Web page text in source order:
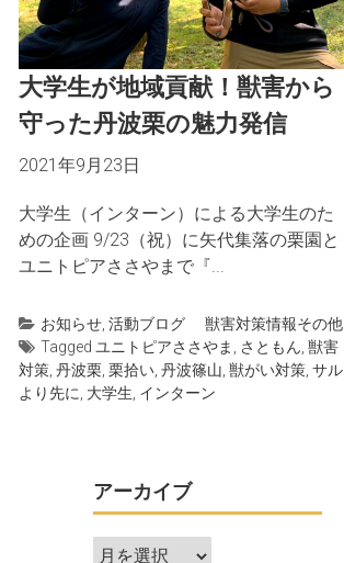
大学生が地域貢献！獣害から
守った丹波栗の魅力発信
2021年9月23日
大学生（インターン）による大学生のた
めの企画 9/23（祝）に矢代集落の栗園と
ユニトピアささやまで『...
お知らせ, 活動ブログ 獣害対策情報その他
Tagged ユニトピアささやま さともん 獣害
対策, 丹波栗 栗拾い, 丹波篠山 獣がい対策, サル
より先に 大学生 インターン
アーカイブ
ア